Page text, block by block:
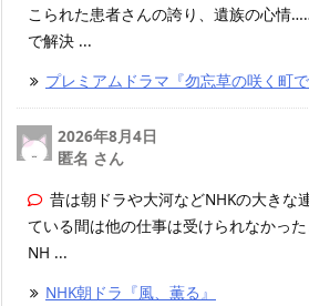
こられた患者さんの誇り、遺族の心情
で解決 ...
プレミアムドラマ『勿忘草の咲く町
2026年8月4日
匿名 さん
昔は朝ドラや大河などNHKの大きな
ている間は他の仕事は受けられなかっ
NH ...
NHK朝ドラ『風、薫る』